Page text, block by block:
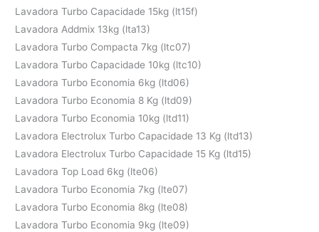
Lavadora Turbo Capacidade 15kg (lt15f)
Lavadora Addmix 13kg (lta13)
Lavadora Turbo Compacta 7kg (ltc07)
Lavadora Turbo Capacidade 10kg (ltc10)
Lavadora Turbo Economia 6kg (ltd06)
Lavadora Turbo Economia 8 Kg (ltd09)
Lavadora Turbo Economia 10kg (ltd11)
Lavadora Electrolux Turbo Capacidade 13 Kg (ltd13)
Lavadora Electrolux Turbo Capacidade 15 Kg (ltd15)
Lavadora Top Load 6kg (lte06)
Lavadora Turbo Economia 7kg (lte07)
Lavadora Turbo Economia 8kg (lte08)
Lavadora Turbo Economia 9kg (lte09)